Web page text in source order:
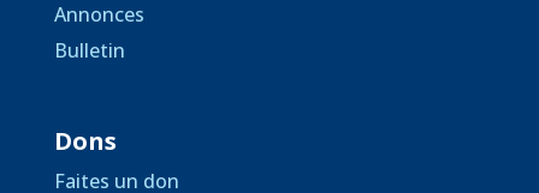
Annonces
Bulletin
Dons
Faites un don